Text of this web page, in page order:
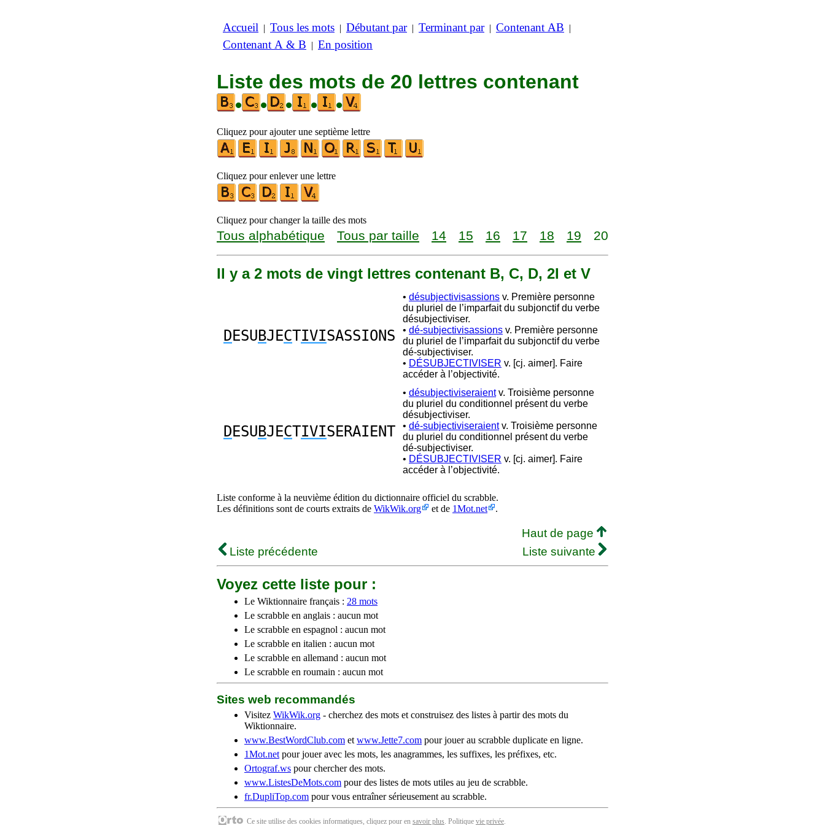
Accueil | Tous les mots | Débutant par| Terminant par| Contenant AB |
Contenant A & B | En position
Liste des mots de 20 lettres contenant
•
• • • •
Cliquez pour ajouter une septième lettre
Cliquez pour enlever une lettre
Cliquez pour changer la taille des mots
Tous alphabétique Tous par taille 14 15 16 17 18 19 20
Il y a 2 mots de vingt lettres contenant B, C, D, 2I et V
DESUBJECTIVISASSIONS
• désubjectivisassions v. Première personne
du pluriel de l’imparfait du subjonctif du verbe
désubjectiviser.
• dé-subjectivisassions v. Première personne
du pluriel de l’imparfait du subjonctif du verbe
dé-subjectiviser.
• DÉSUBJECTIVISER v. [cj. aimer]. Faire
accéder à l’objectivité.
DESUBJECTIVISERAIENT
• désubjectiviseraientv. Troisième personne
du pluriel du conditionnel présent du verbe
désubjectiviser.
• dé-subjectiviseraientv. Troisième personne
du pluriel du conditionnel présent du verbe
dé-subjectiviser.
• DÉSUBJECTIVISER v. [cj. aimer]. Faire
accéder à l’objectivité.
Liste conforme à la neuvième édition du dictionnaire officiel du scrabble.
Les définitions sont de courts extraits de WikWik.org et de 1Mot.net .
Haut de page
Liste précédente
Liste suivante
Voyez cette liste pour :
Le Wiktionnaire français : 28 mots
Le scrabble en anglais : aucun mot
Le scrabble en espagnol : aucun mot
Le scrabble en italien : aucun mot
Le scrabble en allemand : aucun mot
Le scrabble en roumain : aucun mot
Sites web recommandés
Visitez WikWik.org - cherchez des mots et construisez des listes à partir des mots du
Wiktionnaire.
www.BestWordClub.com et www.Jette7.com pour jouer au scrabble duplicate en ligne.
1Mot.net pour jouer avec les mots, les anagrammes, les suffixes, les préfixes, etc.
Ortograf.ws pour chercher des mots.
www.ListesDeMots.com pour des listes de mots utiles au jeu de scrabble.
fr.DupliTop.com pour vous entraîner sérieusement au scrabble.
Ce site utilise des cookies informatiques, cliquez pour en savoir plus. Politique vie privée.